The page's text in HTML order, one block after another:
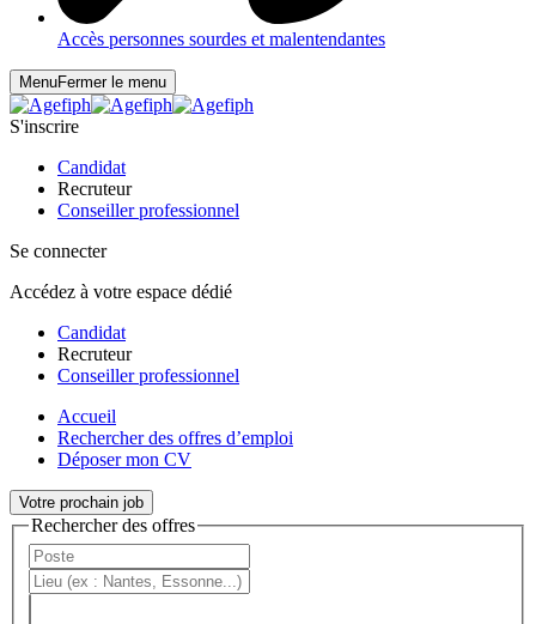
Accès personnes sourdes et malentendantes
MenuFermer le menu
S'inscrire
Candidat
Recruteur
Conseiller professionnel
Se connecter
Accédez à votre espace dédié
Candidat
Recruteur
Conseiller professionnel
Accueil
Rechercher des offres d’emploi
Déposer mon CV
Votre prochain job
Rechercher des offres